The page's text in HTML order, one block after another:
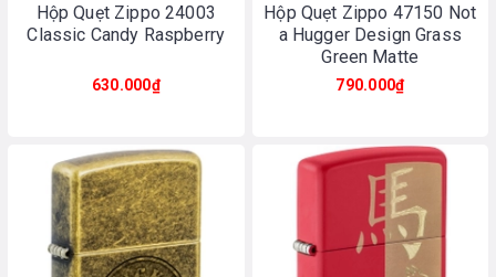
Hộp Quẹt Zippo 24003
Classic Candy Raspberry
630.000₫
Hộp Quẹt Zippo 47150 Not
a Hugger Design Grass
Green Matte
790.000₫